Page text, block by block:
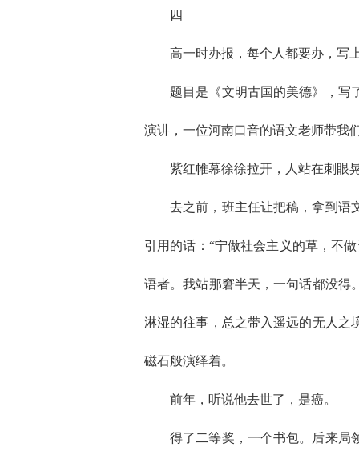
四
高一时办报，每个人都要办，写
题目是《文明古国的美德》，写
演讲，一位河南口音的语文老师带我
紫红帷幕徐徐拉开，人站在刺眼
去之前，班主任让把稿，拿到语
引用的话：“宁做社会主义的草，不
语者。我站那窘半天，一句话都没得
淋湿的往事，总之带入遥远的无人之
磁石般演绎着。
前年，听说他去世了，是癌。
得了二等奖，一个书包。后来局